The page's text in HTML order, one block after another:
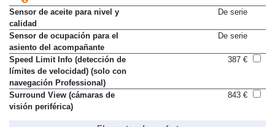
Sensor de aceite para nivel y
calidad
Sensor de ocupación para el
asiento del acompañante
Speed Limit Info (detección de
límites de velocidad) (solo con
navegación Professional)
Surround View (cámaras de